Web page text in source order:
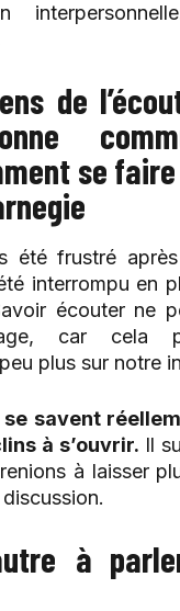
de
se
été frustré
interrompu en
écouter ne
car cela
plus sur notre
se savent
à s’ouvrir. Il
à laisser
discussion.
à